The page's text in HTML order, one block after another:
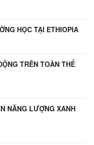
HỌC TẠI ETHIOPIA
TRÊN TOÀN THẾ
NĂNG LƯỢNG XANH